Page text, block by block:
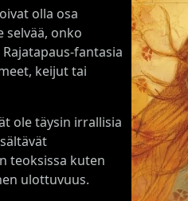
olla osa
selvää, onko
fantasia
keijut tai
ole täysin irrallisia
teoksissa kuten
ulottuvuus.